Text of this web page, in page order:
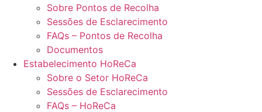
Sobre Pontos de Recolha
Sessões de Esclarecimento
FAQs – Pontos de Recolha
Documentos
Estabelecimento HoReCa
Sobre o Setor HoReCa
Sessões de Esclarecimento
FAQs – HoReCa